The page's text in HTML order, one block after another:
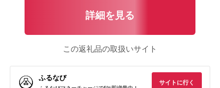
詳細を見る
この返礼品の取扱いサイト
ふるなび
サイトに行く